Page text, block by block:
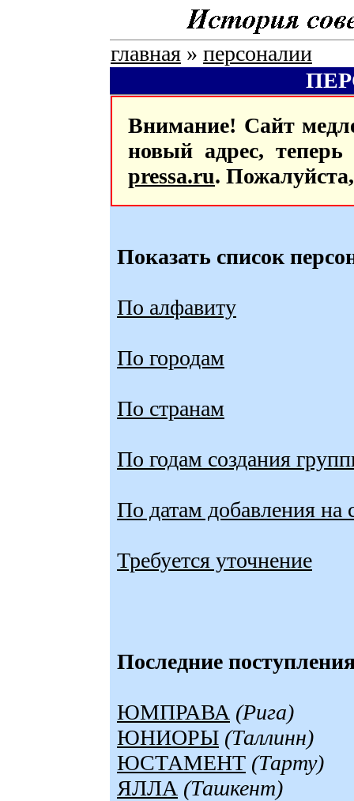
главная » персоналии
Внимание! Сайт
новый адрес,
pressa.ru.
Показать список
По алфавиту
По городам
По странам
По годам создания
По датам добавления на
Требуется уточнение
Последние
ЮМПРАВА (Рига)
ЮНИОРЫ (Таллинн)
ЮСТАМЕНТ (Тарту)
ЯЛЛА (Ташкент)